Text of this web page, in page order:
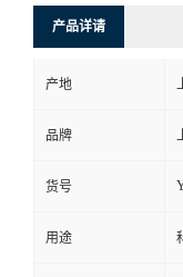
产品详请
产地
品牌
货号
用途